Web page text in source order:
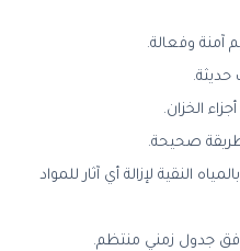
آمنة وفعالة.
حديثة.
الخزان.
صحيحة.
النقية لإزالة أي آثار للمواد
جدول زمني منتظم.